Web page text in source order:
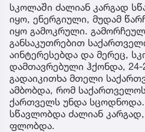
სკოლაში ძალიან კარგად
იყო, ენერგიული, მუდამ
იყო გამოკრული.
განსაკუთრებით
აინტერესებდა და მერეც,
დამთავრებული ჰქონდა,
გადაიკითხა მთელი
ამბობდა, რომ
ქართველს უნდა
სწავლობდა ძალიან
ფლობდა.